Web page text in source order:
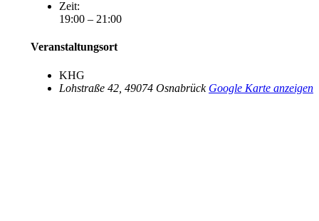
Zeit:
19:00 – 21:00
Veranstaltungsort
KHG
Lohstraße 42 49074 Osnabrück Google Karte anzeigen